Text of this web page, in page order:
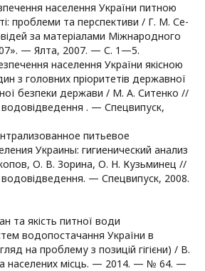
населення України питною
проблеми та перспективи / Г. М. Се-
за матеріалами Міжнародного
— Ялта, 2007. — С. 1—5.
населення України якісною
з головних пріоритетів державної
безпеки держави / М. А. Ситенко //
. — Спецвипуск,
питьевое
Украины: гигиенический анализ
О. В. Зорина, О. Н. Кузьминец //
— Спецвипуск, 2008.
та якість питної води
водопостачання України в
на проблему з позицій гігієни) / В.
населених місць. — 2014. — № 64. —